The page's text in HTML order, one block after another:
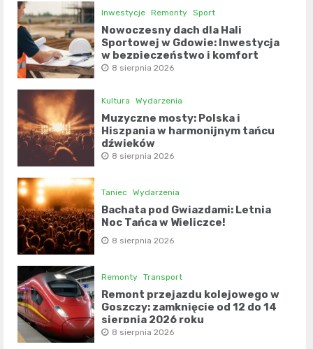
Inwestycje Remonty Sport
Nowoczesny dach dla Hali
Sportowej w Gdowie: Inwestycja
w bezpieczeństwo i komfort
8 sierpnia 2026
Kultura Wydarzenia
Muzyczne mosty: Polska i
Hiszpania w harmonijnym tańcu
dźwięków
8 sierpnia 2026
Taniec Wydarzenia
Bachata pod Gwiazdami: Letnia
Noc Tańca w Wieliczce!
8 sierpnia 2026
Remonty Transport
Remont przejazdu kolejowego w
Goszczy: zamknięcie od 12 do 14
sierpnia 2026 roku
8 sierpnia 2026